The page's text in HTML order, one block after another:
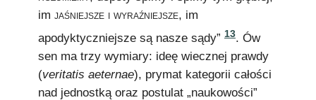
im jaśniejsze i wyraźniejsze, im
apodyktyczniejsze są nasze sądy” 13. Ów
sen ma trzy wymiary: ideę wiecznej prawdy
(veritatis aeternae), prymat kategorii całości
nad jednostką oraz postulat „naukowości”